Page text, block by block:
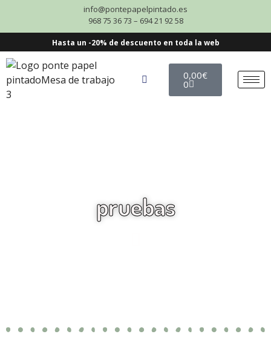
info@pontepapelpintado.es
968 75 36 73 – 694 21 92 58
Hasta un -20% de descuento en toda la web
0,00€
0
pruebas